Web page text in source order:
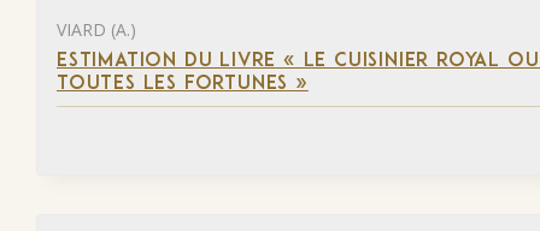
VIARD (A.)
ESTIMATION DU LIVRE « LE CUISINIER ROYAL
TOUTES LES FORTUNES »